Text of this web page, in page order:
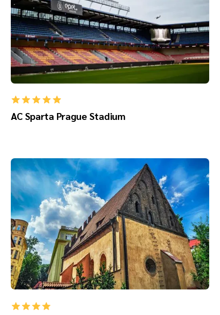
AC Sparta Prague Stadium